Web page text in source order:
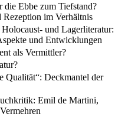
die Ebbe zum Tiefstand?
Rezeption im Verhältnis
und Lagerliteratur:
und Entwicklungen
als Vermittler?
Qualität“: Deckmantel der
Emil de Martini,